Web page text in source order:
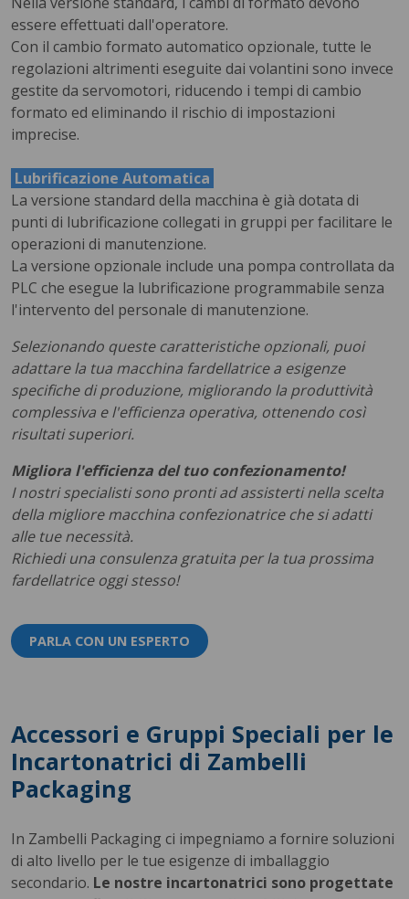
essere effettuati dall'operatore.
Con il cambio formato automatico opzionale, tutte le
regolazioni altrimenti eseguite dai volantini sono invece
gestite da servomotori, riducendo i tempi di cambio
formato ed eliminando il rischio di impostazioni
imprecise.
Lubrificazione Automatica
La versione standard della macchina è già dotata di
punti di lubrificazione collegati in gruppi per facilitare le
operazioni di manutenzione.
La versione opzionale include una pompa controllata da
PLC che esegue la lubrificazione programmabile senza
l'intervento del personale di manutenzione.
Selezionando queste caratteristiche opzionali, puoi
adattare la tua macchina fardellatrice a esigenze
specifiche di produzione, migliorando la produttività
complessiva e l'efficienza operativa, ottenendo così
risultati superiori.
Migliora l'efficienza del tuo confezionamento!
I nostri specialisti sono pronti ad assisterti nella scelta
della migliore macchina confezionatrice che si adatti
alle tue necessità.
Richiedi una consulenza gratuita per la tua prossima
fardellatrice oggi stesso!
PARLA CON UN ESPERTO
Accessori e Gruppi Speciali per le
Incartonatrici di Zambelli
Packaging
In Zambelli Packaging ci impegniamo a fornire soluzioni
di alto livello per le tue esigenze di imballaggio
secondario. Le nostre incartonatrici sono progettate